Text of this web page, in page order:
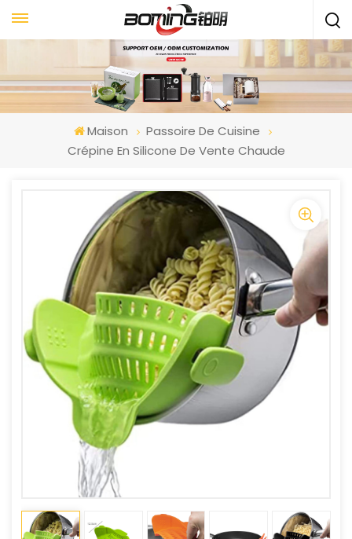
Maison
Passoire De Cuisine
Crépine En Silicone De Vente Chaude